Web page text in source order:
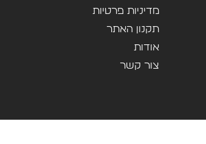
מדיניות פרטיות
תקנון האתר
אודות
צור קשר